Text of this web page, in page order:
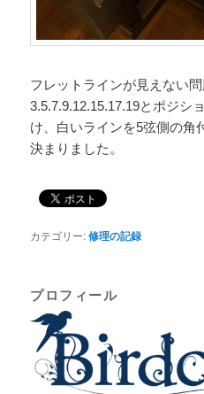
フレットラインが見えない問
3.5.7.9.12.15.17.19とポジシ
け、白いラインを5弦側の角
決まりました。
カテゴリー: 修理の記録
プロフィール